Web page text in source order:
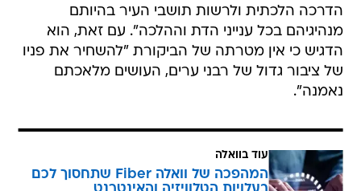
הדרכה הלכתית ולרשות תושבי העיר בהיותם
מנהיגיהם בכל ענייני הדת וההלכה". עם זאת, הוא
הדגיש כי אין מטרתה של הביקורת "להשחיר את פניו
של ציבור גדול של רבני ערים, העושים מלאכתם
נאמנה".
עוד בוואלה
המהפכה של וואלה Fiber שתחסוך לכם